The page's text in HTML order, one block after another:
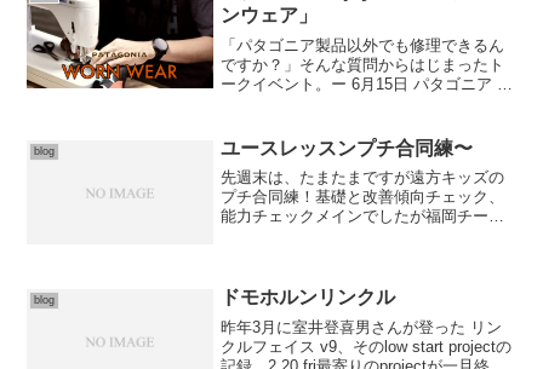
ンウェア」
「パタゴニア製品以外でも修理できるん
ですか？」そんな質問からはじまったト
ークイベント。ー 6月15日 パタゴニア in
やってきて...
blog ユースレッスンプチ合同練〜
先週末は、たまたまですが遠方キッズの
プチ合同練！基礎と改善傾向チェック、
能力チェックメインでしたが福岡チーム
は順調に思えますがただ単...
blog ドモホルンリンクル
昨年3月に室井登喜男さんが登った リン
クルフェイス v9、そのlow start projectの